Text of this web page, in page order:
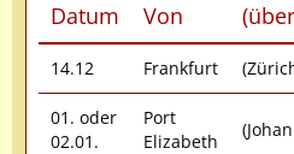
Datum Von
14.12 Frankfurt
01. oder
02.01.
Port
Elizabeth